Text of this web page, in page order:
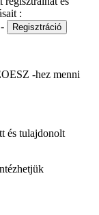
:
-
-hez menni
és tulajdonolt